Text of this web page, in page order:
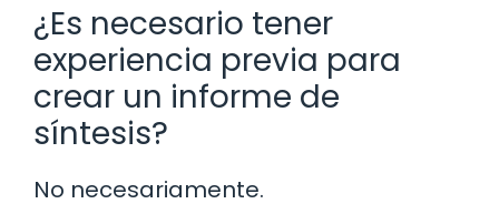
¿Es necesario tener
experiencia previa para
crear un informe de
síntesis?
No necesariamente.